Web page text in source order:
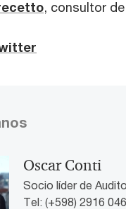
, consultor
Oscar Conti
Socio líder de
Tel: (+598) 2916